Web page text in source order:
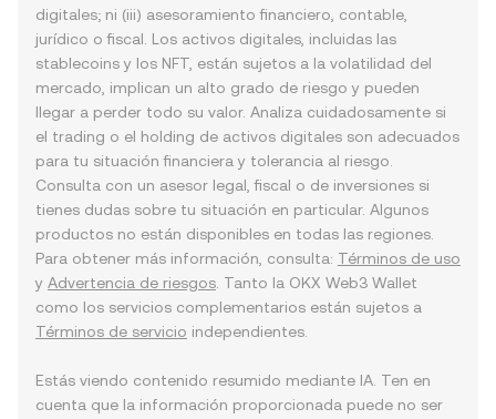
digitales; ni (iii) asesoramiento financiero, contable,
jurídico o fiscal. Los activos digitales, incluidas las
stablecoins y los NFT, están sujetos a la volatilidad del
mercado, implican un alto grado de riesgo y pueden
llegar a perder todo su valor. Analiza cuidadosamente si
el trading o el holding de activos digitales son adecuados
para tu situación financiera y tolerancia al riesgo.
Consulta con un asesor legal, fiscal o de inversiones si
tienes dudas sobre tu situación en particular. Algunos
productos no están disponibles en todas las regiones.
Para obtener más información, consulta: Términos de uso
y Advertencia de riesgos . Tanto la OKX Web3 Wallet
como los servicios complementarios están sujetos a
Términos de servicio independientes.
Estás viendo contenido resumido mediante IA. Ten en
cuenta que la información proporcionada puede no ser